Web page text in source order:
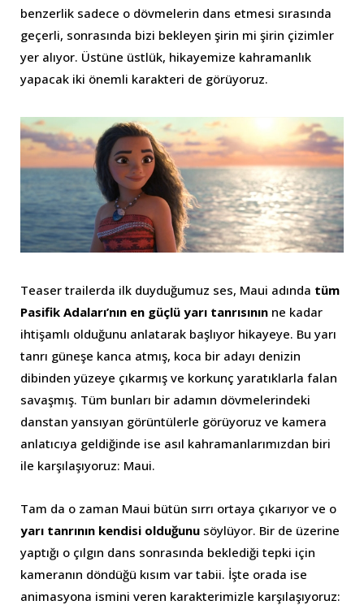
benzerlik sadece o dövmelerin dans etmesi sırasında
geçerli, sonrasında bizi bekleyen şirin mi şirin çizimler
yer alıyor. Üstüne üstlük, hikayemize kahramanlık
yapacak iki önemli karakteri de görüyoruz.
Teaser trailerda ilk duyduğumuz ses, Maui adında tüm
Pasifik Adaları’nın en güçlü yarı tanrısının ne kadar
ihtişamlı olduğunu anlatarak başlıyor hikayeye. Bu yarı
tanrı güneşe kanca atmış, koca bir adayı denizin
dibinden yüzeye çıkarmış ve korkunç yaratıklarla falan
savaşmış. Tüm bunları bir adamın dövmelerindeki
danstan yansıyan görüntülerle görüyoruz ve kamera
anlatıcıya geldiğinde ise asıl kahramanlarımızdan biri
ile karşılaşıyoruz: Maui.
Tam da o zaman Maui bütün sırrı ortaya çıkarıyor ve o
yarı tanrının kendisi olduğunu söylüyor. Bir de üzerine
yaptığı o çılgın dans sonrasında beklediği tepki için
kameranın döndüğü kısım var tabii. İşte orada ise
animasyona ismini veren karakterimizle karşılaşıyoruz: